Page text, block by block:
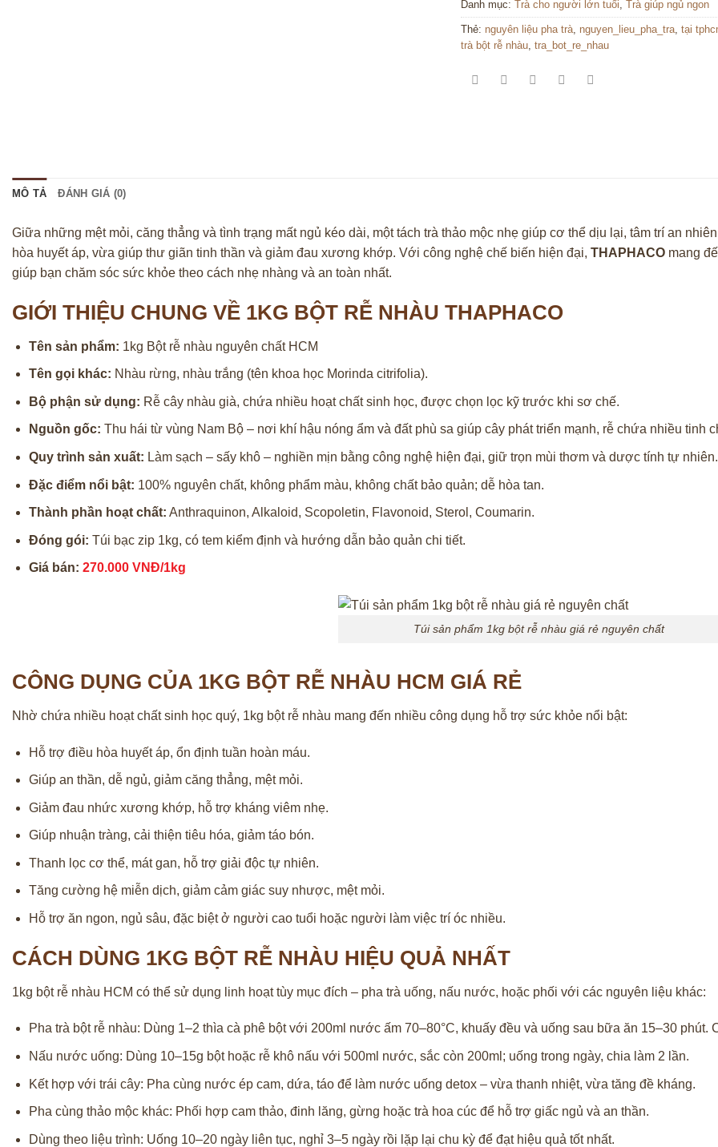
Danh mục: Trà cho người lớn tuổi Trà giúp ngủ ngon
Thẻ: nguyên liệu pha trà nguyen_lieu_pha_tra tại
trà bột rễ nhàu tra_bot_re_nhau
MÔ TẢ ĐÁNH GIÁ (0)
Giữa những mệt mỏi, căng thẳng và tình trạng mất ngủ kéo dài, một tách trà thảo mộc nhẹ giúp cơ thể dịu lại, tâm trí an
hòa huyết áp, vừa giúp thư giãn tinh thần và giảm đau xương khớp. Với công nghệ chế biến hiện đại, THAPHACO mang
giúp bạn chăm sóc sức khỏe theo cách nhẹ nhàng và an toàn nhất.
GIỚI THIỆU CHUNG VỀ 1KG BỘT RỄ NHÀU THAPHACO
Tên sản phẩm: 1kg Bột rễ nhàu nguyên chất HCM
Tên gọi khác: Nhàu rừng, nhàu trắng (tên khoa học Morinda citrifolia).
Bộ phận sử dụng: Rễ cây nhàu già, chứa nhiều hoạt chất sinh học, được chọn lọc kỹ trước khi sơ chế.
Nguồn gốc: Thu hái từ vùng Nam Bộ – nơi khí hậu nóng ẩm và đất phù sa giúp cây phát triển mạnh, rễ chứa nhiều tinh
Quy trình sản xuất: Làm sạch – sấy khô – nghiền mịn bằng công nghệ hiện đại, giữ trọn mùi thơm và dược tính tự nhiên.
Đặc điểm nổi bật: 100% nguyên chất, không phẩm màu, không chất bảo quản; dễ hòa tan.
Thành phần hoạt chất: Anthraquinon, Alkaloid, Scopoletin, Flavonoid, Sterol, Coumarin.
Đóng gói: Túi bạc zip 1kg, có tem kiểm định và hướng dẫn bảo quản chi tiết.
Giá bán: 270.000 VNĐ/1kg
Túi sản phẩm 1kg bột rễ nhàu giá rẻ nguyên chất
CÔNG DỤNG CỦA 1KG BỘT RỄ NHÀU HCM GIÁ RẺ
Nhờ chứa nhiều hoạt chất sinh học quý, 1kg bột rễ nhàu mang đến nhiều công dụng hỗ trợ sức khỏe nổi bật:
Hỗ trợ điều hòa huyết áp, ổn định tuần hoàn máu.
Giúp an thần, dễ ngủ, giảm căng thẳng, mệt mỏi.
Giảm đau nhức xương khớp, hỗ trợ kháng viêm nhẹ.
Giúp nhuận tràng, cải thiện tiêu hóa, giảm táo bón.
Thanh lọc cơ thể, mát gan, hỗ trợ giải độc tự nhiên.
Tăng cường hệ miễn dịch, giảm cảm giác suy nhược, mệt mỏi.
Hỗ trợ ăn ngon, ngủ sâu, đặc biệt ở người cao tuổi hoặc người làm việc trí óc nhiều.
CÁCH DÙNG 1KG BỘT RỄ NHÀU HIỆU QUẢ NHẤT
1kg bột rễ nhàu HCM có thể sử dụng linh hoạt tùy mục đích – pha trà uống, nấu nước, hoặc phối với các nguyên liệu khác:
Pha trà bột rễ nhàu: Dùng 1–2 thìa cà phê bột với 200ml nước ấm 70–80°C, khuấy đều và uống sau bữa ăn 15–30 phút.
Nấu nước uống: Dùng 10–15g bột hoặc rễ khô nấu với 500ml nước, sắc còn 200ml; uống trong ngày, chia làm 2 lần.
Kết hợp với trái cây: Pha cùng nước ép cam, dứa, táo để làm nước uống detox – vừa thanh nhiệt, vừa tăng đề kháng.
Pha cùng thảo mộc khác: Phối hợp cam thảo, đinh lăng, gừng hoặc trà hoa cúc để hỗ trợ giấc ngủ và an thần.
Dùng theo liệu trình: Uống 10–20 ngày liên tục, nghỉ 3–5 ngày rồi lặp lại chu kỳ để đạt hiệu quả tốt nhất.